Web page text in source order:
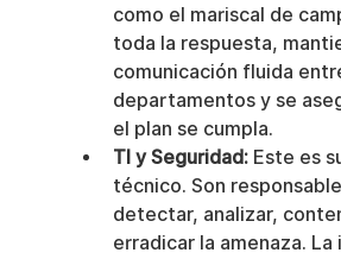
como el mariscal de
toda la respuesta,
comunicación fluida
departamentos y se
el plan se cumpla.
TI y Seguridad: Este es
técnico. Son
detectar, analizar,
erradicar la amenaza.